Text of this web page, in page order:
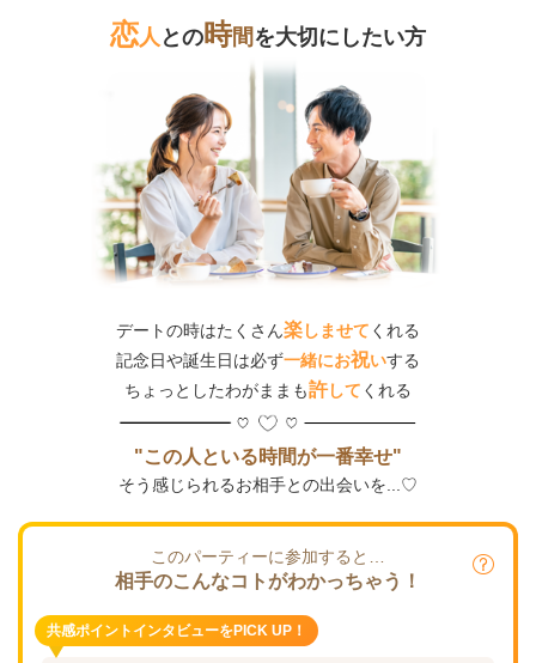
恋人 との時間 を大切にしたい方
デートの時はたくさん楽しませて くれる
記念日や誕生日は必ず一緒にお祝いする
ちょっとしたわがままも許して くれる
"この人といる時間が一番幸せ"
そう感じられるお相手との出会いを...♡
このパーティーに参加すると…
相手のこんなコトがわかっちゃう！
共感ポイントインタビューをPICK UP！